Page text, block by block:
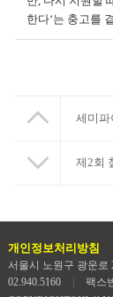
한다‘는 충고를
세미파
제2회
개인정보처리방침
서울시 노원구 광운로
02.940.5160
팩스